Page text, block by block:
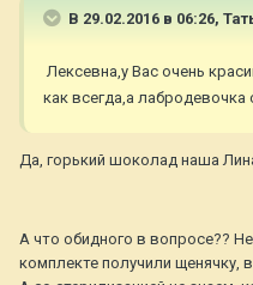
В 29.02.2016 в 06:26,
Лексевна,у Вас очень
как всегда,а лабродевочка
Да, горький шоколад наша
А что обидного в вопросе??
комплекте получили щенячку,